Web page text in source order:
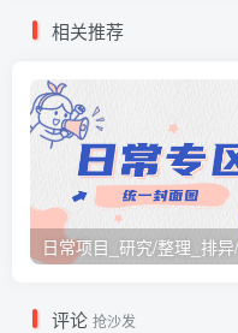
相关推荐
评论 抢沙发